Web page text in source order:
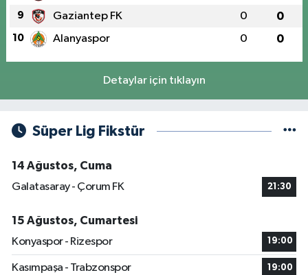
9 Gaziantep FK 0 0
10 Alanyaspor 0 0
Detaylar için tıklayın
Süper Lig Fikstür
14 Ağustos, Cuma
Galatasaray - Çorum FK
21:30
15 Ağustos, Cumartesi
Konyaspor - Rizespor
19:00
Kasımpaşa - Trabzonspor 19:00